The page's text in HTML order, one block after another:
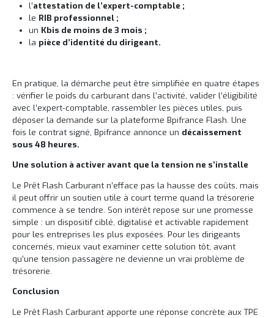
l’attestation de l’expert-comptable ;
le RIB professionnel ;
un Kbis de moins de 3 mois ;
la pièce d’identité du dirigeant.
En pratique, la démarche peut être simplifiée en quatre étapes
: vérifier le poids du carburant dans l’activité, valider l’éligibilité
avec l’expert-comptable, rassembler les pièces utiles, puis
déposer la demande sur la plateforme Bpifrance Flash. Une
fois le contrat signé, Bpifrance annonce un décaissement
sous 48 heures.
Une solution à activer avant que la tension ne s’installe
Le Prêt Flash Carburant n’efface pas la hausse des coûts, mais
il peut offrir un soutien utile à court terme quand la trésorerie
commence à se tendre. Son intérêt repose sur une promesse
simple : un dispositif ciblé, digitalisé et activable rapidement
pour les entreprises les plus exposées. Pour les dirigeants
concernés, mieux vaut examiner cette solution tôt, avant
qu’une tension passagère ne devienne un vrai problème de
trésorerie.
Conclusion
Le Prêt Flash Carburant apporte une réponse concrète aux TPE